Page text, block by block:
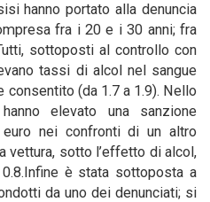
hanno portato alla denuncia
fra i 20 e i 30 anni; fra
sottoposti al controllo con
tassi di alcol nel sangue
(da 1.7 a 1.9). Nello
elevato una sanzione
nei confronti di un altro
vettura, sotto l’effetto di alcol,
è stata sottoposta a
da uno dei denunciati; si